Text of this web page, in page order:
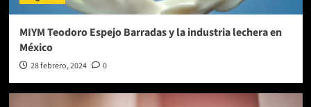
MIYM Teodoro Espejo Barradas y la industria lechera en
México
28 febrero, 2024 0